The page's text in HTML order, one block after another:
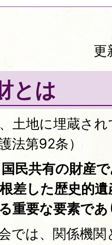
更
とは
土地に埋蔵さ
法第92条）
民共有の財産
差した歴史的
重要な要素で
では、関係機